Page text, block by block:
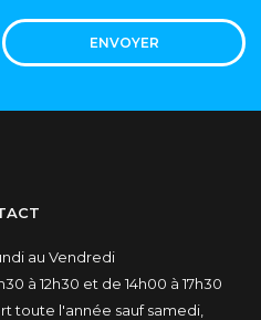
ENVOYER
au Vendredi
à 12h30 et de 14h00 à 17h30
toute l'année sauf samedi,